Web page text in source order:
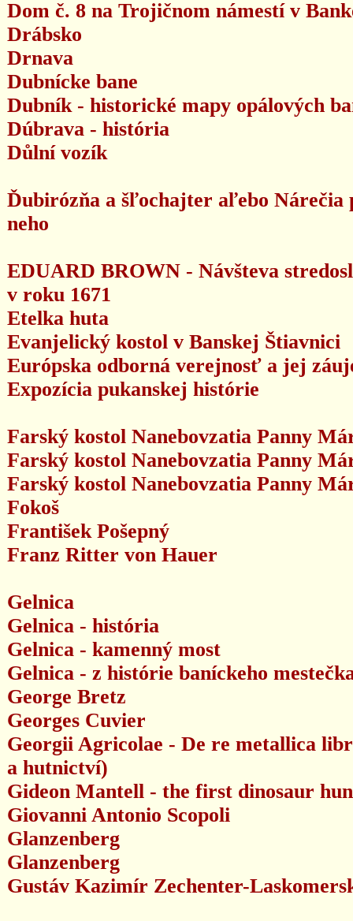
Dom č. 8 na Trojičnom námestí v
Drábsko
Drnava
Dubnícke bane
Dubník - historické mapy opálových
Dúbrava - história
Důlní vozík
Ďubirózňa a šľochajter aľebo Nárečia
neho
EDUARD BROWN - Návšteva
v roku 1671
Etelka huta
Evanjelický kostol v Banskej Štiavnici
Európska odborná verejnosť a jej
Expozícia pukanskej histórie
Farský kostol Nanebovzatia Panny
Farský kostol Nanebovzatia Panny
Farský kostol Nanebovzatia Panny
Fokoš
František Pošepný
Franz Ritter von Hauer
Gelnica
Gelnica - história
Gelnica - kamenný most
Gelnica - z histórie baníckeho
George Bretz
Georges Cuvier
Georgii Agricolae - De re metallica
a hutnictví)
Gideon Mantell - the first dinosaur
Giovanni Antonio Scopoli
Glanzenberg
Glanzenberg
Gustáv Kazimír Zechenter-